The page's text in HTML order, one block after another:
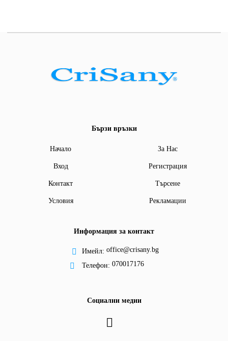
Бързи връзки
Начало За Нас
Вход Регистрация
Контакт Търсене
Условия Рекламации
Информация за контакт
Имейл: office@crisany.bg
Телефон: 070017176
Социални медии